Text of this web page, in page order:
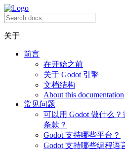
关于
前言
在开始之前
关于 Godot 引擎
文档结构
About this documentation
常见问题
可以用 Godot 做什么
条款？
Godot 支持哪些平台？
Godot 支持哪些编程语